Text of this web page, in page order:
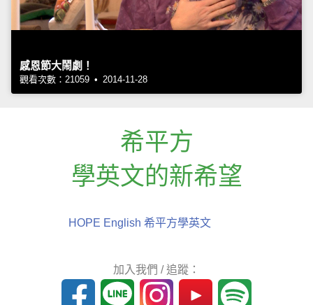
感恩節大鬧劇！
觀看次數：21059 • 2014-11-28
希平方
學英文的新希望
HOPE English 希平方學英文
加入我們 / 追蹤：